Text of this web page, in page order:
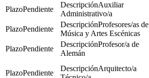
Pendiente
Auxiliar
Administrativo/a
Pendiente
Profesores/as de
Música y Artes Escénicas
Pendiente
Profesor/a de
Alemán
Pendiente
Arquitecto/a